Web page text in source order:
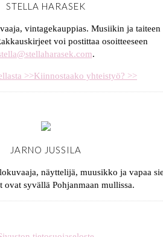
STELLA HARASEK
vintagekauppias. Musiikin ja taiteen
voi postittaa osoitteeseen
.
>>Kiinnostaako yhteistyö? >>
JARNO JUSSILA
näyttelijä, muusikko ja vapaa
ovat syvällä Pohjanmaan mullissa.